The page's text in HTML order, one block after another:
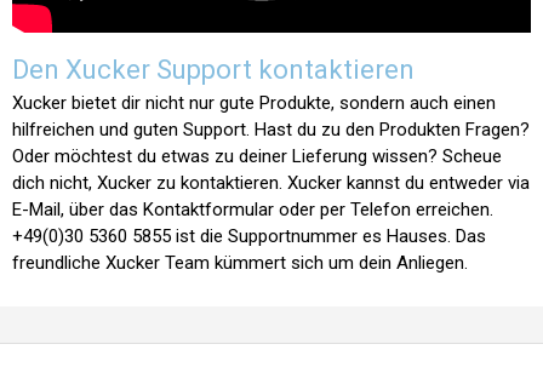
Den Xucker Support kontaktieren
Xucker bietet dir nicht nur gute Produkte, sondern auch einen
hilfreichen und guten Support. Hast du zu den Produkten Fragen?
Oder möchtest du etwas zu deiner Lieferung wissen? Scheue
dich nicht, Xucker zu kontaktieren. Xucker kannst du entweder via
E-Mail, über das Kontaktformular oder per Telefon erreichen.
+49(0)30 5360 5855 ist die Supportnummer es Hauses. Das
freundliche Xucker Team kümmert sich um dein Anliegen.